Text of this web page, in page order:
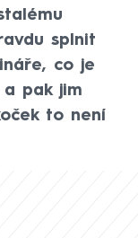
splnit
co je
a pak jim
to není